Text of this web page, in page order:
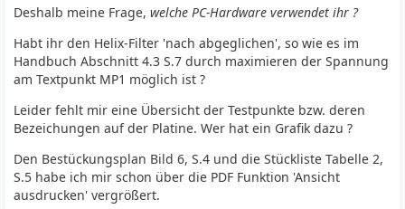
Deshalb meine Frage,welche PC-Hardware verwendet ihr ?
Habt ihr den Helix-Filter 'nach abgeglichen', so wie es im
Handbuch Abschnitt 4.3 S.7 durch maximieren der Spannung
am Textpunkt MP1 möglich ist ?
Leider fehlt mir eine Übersicht der Testpunkte bzw. deren
Bezeichungen auf der Platine. Wer hat ein Grafik dazu ?
Den Bestückungsplan Bild 6, S.4 und die Stückliste Tabelle 2,
S.5 habe ich mir schon über die PDF Funktion 'Ansicht
ausdrucken' vergrößert.